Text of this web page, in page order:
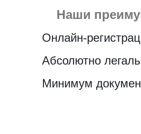
Наши
Онлайн-
Абсолютно
Минимум